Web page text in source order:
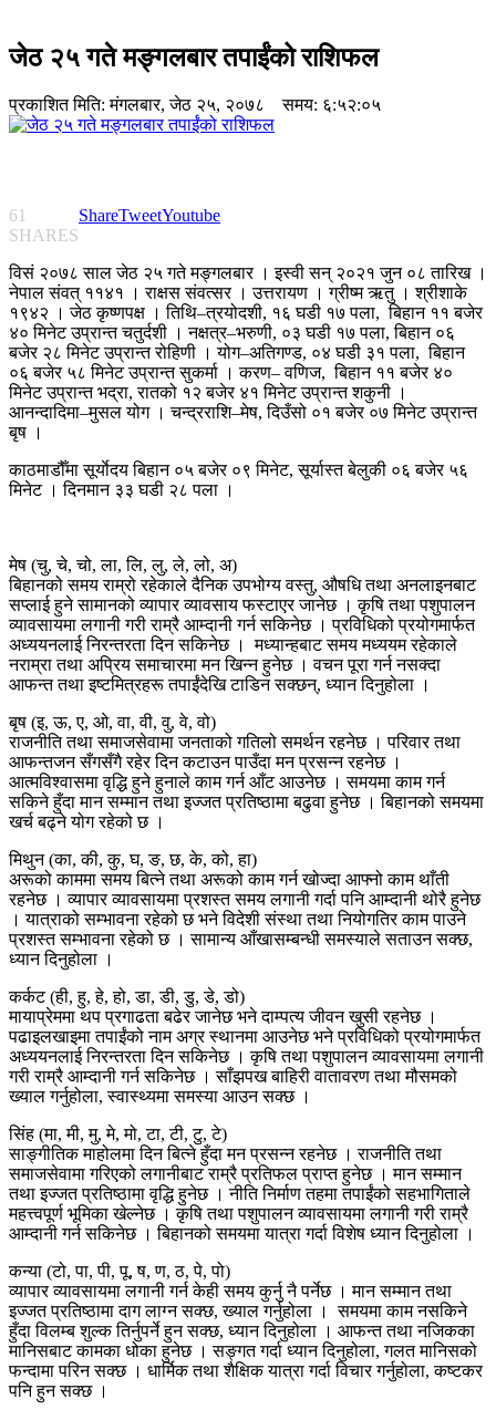
जेठ २५ गते मङ्गलबार तपाईंको राशिफल
प्रकाशित मिति:मंगलबार, जेठ २५, २०७८ समय: ६:५२:०५
61
SHARES
ShareTweetYoutube
विसं २०७८ साल जेठ २५ गते मङ्गलबार । इस्वी सन् २०२१ जुन ०८ तारिख ।
नेपाल संवत् ११४१ । राक्षस संवत्सर । उत्तरायण । ग्रीष्म ऋतु । श्रीशाके
१९४२ । जेठ कृष्णपक्ष । तिथि–त्रयोदशी, १६ घडी १७ पला, बिहान ११ बजेर
४० मिनेट उप्रान्त चतुर्दशी । नक्षत्र–भरुणी, ०३ घडी १७ पला, बिहान ०६
बजेर २८ मिनेट उप्रान्त रोहिणी । योग–अतिगण्ड, ०४ घडी ३१ पला, बिहान
०६ बजेर ५८ मिनेट उप्रान्त सुकर्मा । करण– वणिज, बिहान ११ बजेर ४०
मिनेट उप्रान्त भद्रा, रातको १२ बजेर ४१ मिनेट उप्रान्त शकुनी ।
आनन्दादिमा–मुसल योग । चन्द्रराशि–मेष, दिउँसो ०१ बजेर ०७ मिनेट उप्रान्त
बृष ।
काठमाडौँमा सूर्याेदय बिहान ०५ बजेर ०९ मिनेट, सूर्यास्त बेलुकी ०६ बजेर ५६
मिनेट । दिनमान ३३ घडी २८ पला ।
मेष (चु, चे, चो, ला, लि, लु, ले, लो, अ)
बिहानको समय राम्रो रहेकाले दैनिक उपभोग्य वस्तु, औषधि तथा अनलाइनबाट
सप्लाई हुने सामानको व्यापार व्यावसाय फस्टाएर जानेछ । कृषि तथा पशुपालन
व्यावसायमा लगानी गरी राम्रै आम्दानी गर्न सकिनेछ । प्रविधिको प्रयोगमार्फत
अध्ययनलाई निरन्तरता दिन सकिनेछ । मध्यान्हबाट समय मध्ययम रहेकाले
नराम्रा तथा अप्रिय समाचारमा मन खिन्न हुनेछ । वचन पूरा गर्न नसक्दा
आफन्त तथा इष्टमित्रहरू तपाईंदेखि टाडिन सक्छन्, ध्यान दिनुहोला ।
बृष (इ, ऊ, ए, ओ, वा, वी, वु, वे, वो)
राजनीति तथा समाजसेवामा जनताको गतिलो समर्थन रहनेछ । परिवार तथा
आफन्तजन सँगसँगै रहेर दिन कटाउन पाउँदा मन प्रसन्न रहनेछ ।
आत्मविश्वासमा वृद्धि हुने हुनाले काम गर्न आँट आउनेछ । समयमा काम गर्न
सकिने हुँदा मान सम्मान तथा इज्जत प्रतिष्ठामा बढुवा हुनेछ । बिहानको समयमा
खर्च बढ्ने योग रहेको छ ।
मिथुन (का, की, कु, घ, ङ, छ, के, को, हा)
अरूको काममा समय बित्ने तथा अरूको काम गर्न खोज्दा आफ्नो काम थाँती
रहनेछ । व्यापार व्यावसायमा प्रशस्त समय लगानी गर्दा पनि आम्दानी थोरै हुनेछ
। यात्राको सम्भावना रहेको छ भने विदेशी संस्था तथा नियोगतिर काम पाउने
प्रशस्त सम्भावना रहेको छ । सामान्य आँखासम्बन्धी समस्याले सताउन सक्छ,
ध्यान दिनुहोला ।
कर्कट (ही, हु, हे, हो, डा, डी, डु, डे, डो)
मायाप्रेममा थप प्रगाढता बढेर जानेछ भने दाम्पत्य जीवन खुसी रहनेछ ।
पढाइलखाइमा तपाईंको नाम अग्र स्थानमा आउनेछ भने प्रविधिको प्रयोगमार्फत
अध्ययनलाई निरन्तरता दिन सकिनेछ । कृषि तथा पशुपालन व्यावसायमा लगानी
गरी राम्रै आम्दानी गर्न सकिनेछ । साँझपख बाहिरी वातावरण तथा मौसमको
ख्याल गर्नुहोला, स्वास्थ्यमा समस्या आउन सक्छ ।
सिंह (मा, मी, मु, मे, मो, टा, टी, टु, टे)
साङ्गीतिक माहोलमा दिन बित्ने हुँदा मन प्रसन्न रहनेछ । राजनीति तथा
समाजसेवामा गरिएको लगानीबाट राम्रै प्रतिफल प्राप्त हुनेछ । मान सम्मान
तथा इज्जत प्रतिष्ठामा वृद्धि हुनेछ । नीति निर्माण तहमा तपाईंको सहभागिताले
महत्त्वपूर्ण भूमिका खेल्नेछ । कृषि तथा पशुपालन व्यावसायमा लगानी गरी राम्रै
आम्दानी गर्न सकिनेछ । बिहानको समयमा यात्रा गर्दा विशेष ध्यान दिनुहोला ।
कन्या (टो, पा, पी, पू, ष, ण, ठ, पे, पो)
व्यापार व्यावसायमा लगानी गर्न केही समय कुर्नु नै पर्नेछ । मान सम्मान तथा
इज्जत प्रतिष्ठामा दाग लाग्न सक्छ, ख्याल गर्नुहोला । समयमा काम नसकिने
हुँदा विलम्ब शुल्क तिर्नुपर्ने हुन सक्छ, ध्यान दिनुहोला । आफन्त तथा नजिकका
मानिसबाट कामका धोका हुनेछ । सङ्गत गर्दा ध्यान दिनुहोला, गलत मानिसको
फन्दामा परिन सक्छ । धार्मिक तथा शैक्षिक यात्रा गर्दा विचार गर्नुहोला, कष्टकर
पनि हुन सक्छ ।